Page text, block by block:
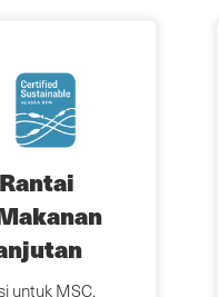
untuk MSC,